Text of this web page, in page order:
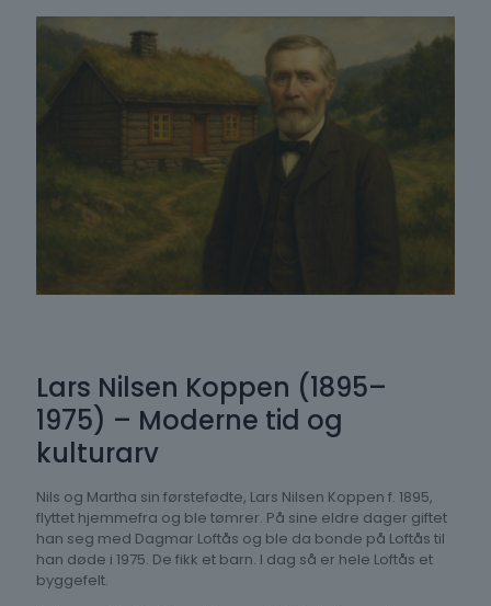
Lars Nilsen Koppen (1895–
1975) – Moderne tid og
kulturarv
Nils og Martha sin førstefødte, Lars Nilsen Koppen f. 1895,
flyttet hjemmefra og ble tømrer. På sine eldre dager giftet
han seg med Dagmar Loftås og ble da bonde på Loftås til
han døde i 1975. De fikk et barn. I dag så er hele Loftås et
byggefelt.